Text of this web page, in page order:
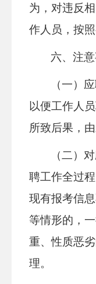
为，对违反
作人员，按
六、注
（一）
以便工作人
所致后果，
（二）
聘工作全过
现有报考信
等情形的，
重、性质恶
理。